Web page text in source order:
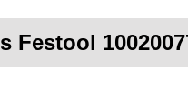
Festool